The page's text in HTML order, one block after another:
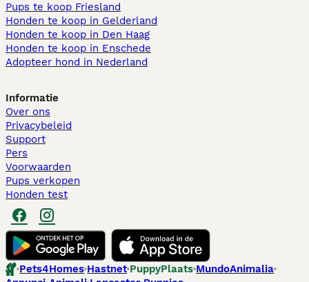
Pups te koop Friesland​
Honden te koop in Gelderland
Honden te koop in Den Haag
Honden te koop in Enschede
Adopteer hond in Nederland
Informatie
Over ons
Privacybeleid
Support
Pers
Voorwaarden
Pups verkopen
Honden test
Pets4Homes Hastnet PuppyPlaats MundoAnimalia